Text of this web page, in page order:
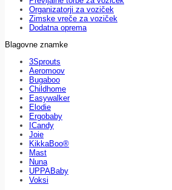
Organizatorji za voziček
Zimske vreče za voziček
Dodatna oprema
Blagovne znamke
3Sprouts
Aeromoov
Bugaboo
Childhome
Easywalker
Elodie
Ergobaby
ICandy
Joie
KikkaBoo®
Mast
Nuna
UPPABaby
Voksi